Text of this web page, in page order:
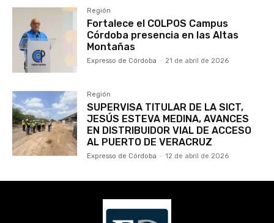
Región
Fortalece el COLPOS Campus
Córdoba presencia en las Altas
Montañas
Expresso de Córdoba - 21 de abril de 2026
Región
SUPERVISA TITULAR DE LA SICT,
JESÚS ESTEVA MEDINA, AVANCES
EN DISTRIBUIDOR VIAL DE ACCESO
AL PUERTO DE VERACRUZ
Expresso de Córdoba - 12 de abril de 2026